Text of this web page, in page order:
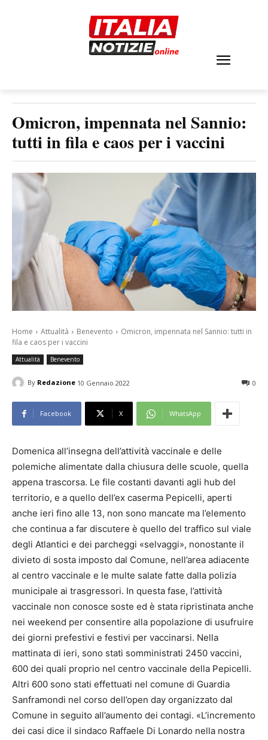
Omicron, impennata nel Sannio:
tutti in fila e caos per i vaccini
Home Attualità Benevento
Omicron, impennata nel Sannio: tutti in
fila e caos per i vaccini
Attualità Benevento
By Redazione 10 Gennaio 2022 0
Facebook X WhatsApp
Domenica all’insegna dell’attività vaccinale e delle
polemiche alimentate dalla chiusura delle scuole, quella
appena trascorsa. Le file costanti davanti agli hub del
territorio, e a quello dell’ex caserma Pepicelli, aperti
anche ieri fino alle 13, non sono mancate ma l’elemento
che continua a far discutere è quello del traffico sul viale
degli Atlantici e dei parcheggi «selvaggi», nonostante il
divieto di sosta imposto dal Comune, nell’area adiacente
al centro vaccinale e le multe salate fatte dalla polizia
municipale ai trasgressori. In questa fase, l’attività
vaccinale non conosce soste ed è stata ripristinata anche
nei weekend per consentire alla popolazione di usufruire
dei giorni prefestivi e festivi per vaccinarsi. Nella
mattinata di ieri, sono stati somministrati 2450 vaccini,
600 dei quali proprio nel centro vaccinale della Pepicelli.
Altri 600 sono stati effettuati nel comune di Guardia
Sanframondi nel corso dell’open day organizzato dal
Comune in seguito all’aumento dei contagi. «L’incremento
dei casi dice il sindaco Raffaele Di Lonardo nella nostra